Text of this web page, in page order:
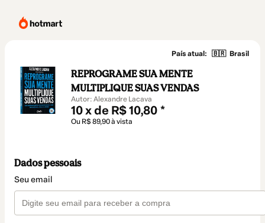
País atual: 🇧🇷 Brasil
REPROGRAME SUA MENTE
MULTIPLIQUE SUAS VENDAS
Autor: Alexandre Lacava
10 x de R$ 10,80 *
Ou R$ 89,90 à vista
Dados pessoais
Seu email